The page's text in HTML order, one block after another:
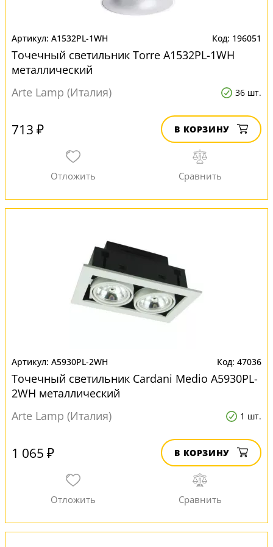
A1532PL-1WH 196051
Точечный светильник Torre A1532PL-1WH
металлический
Arte Lamp (Италия)
36 шт.
713 ₽ В КОРЗИНУ
A5930PL-2WH 47036
Точечный светильник Cardani Medio A5930PL-
2WH металлический
Arte Lamp (Италия)
1 шт.
1 065 ₽ В КОРЗИНУ